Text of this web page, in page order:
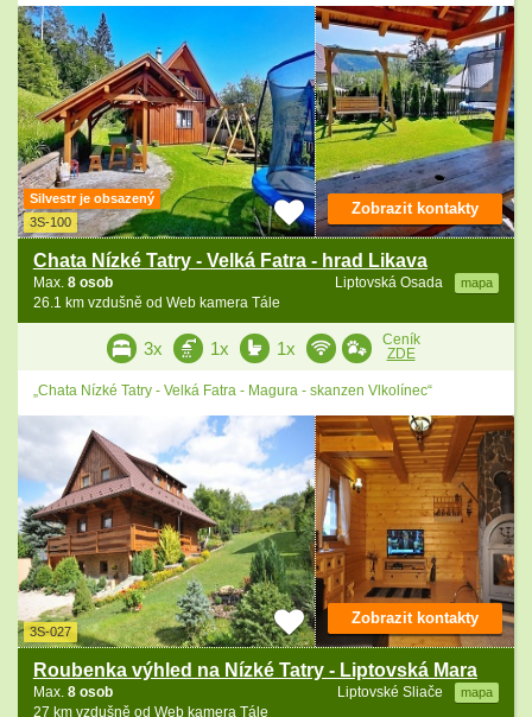
Silvestr je obsazený
3S-100
Chata Nízké Tatry - Velká Fatra - hrad Likava
Liptovská Osada mapa
Max. 8 osob
26.1 km vzdušně od Web kamera Tále
Zobrazit kontakty
3x 1x 1x
Ceník
ZDE
„Chata Nízké Tatry - Velká Fatra - Magura - skanzen Vlkolínec“
3S-027
Roubenka výhled na Nízké Tatry - Liptovská Mara
Liptovské Sliače mapa
Max. 8 osob
27 km vzdušně od Web kamera Tále
Zobrazit kontakty